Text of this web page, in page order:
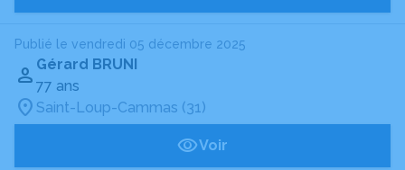
Publié le vendredi 05 décembre 2025
Gérard BRUNI
77 ans
Saint-Loup-Cammas (31)
Voir